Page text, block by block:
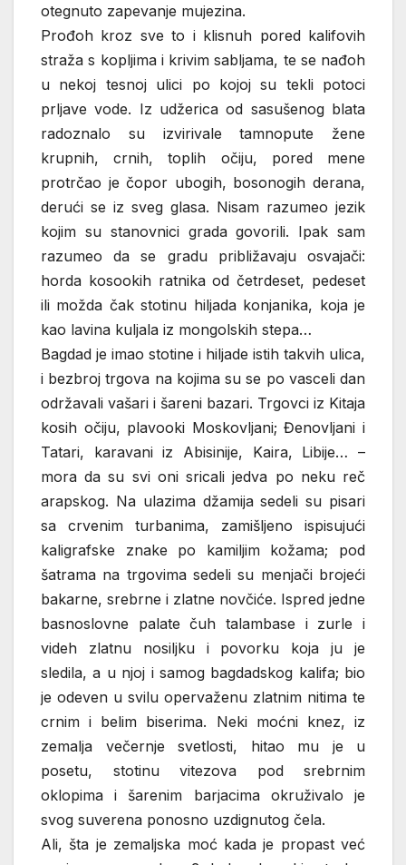
otegnuto zapevanje mujezina.
Prođoh kroz sve to i klisnuh pored kalifovih
straža s kopljima i krivim sabljama, te se nađoh
u nekoj tesnoj ulici po kojoj su tekli potoci
prljave vode. Iz udžerica od sasušenog blata
radoznalo su izvirivale tamnopute žene
krupnih, crnih, toplih očiju, pored mene
protrčao je čopor ubogih, bosonogih derana,
derući se iz sveg glasa. Nisam razumeo jezik
kojim su stanovnici grada govorili. Ipak sam
razumeo da se gradu približavaju osvajači:
horda kosookih ratnika od četrdeset, pedeset
ili možda čak stotinu hiljada konjanika, koja je
kao lavina kuljala iz mongolskih stepa…
Bagdad je imao stotine i hiljade istih takvih ulica,
i bezbroj trgova na kojima su se po vasceli dan
održavali vašari i šareni bazari. Trgovci iz Kitaja
kosih očiju, plavooki Moskovljani; Đenovljani i
Tatari, karavani iz Abisinije, Kaira, Libije… –
mora da su svi oni sricali jedva po neku reč
arapskog. Na ulazima džamija sedeli su pisari
sa crvenim turbanima, zamišljeno ispisujući
kaligrafske znake po kamiljim kožama; pod
šatrama na trgovima sedeli su menjači brojeći
bakarne, srebrne i zlatne novčiće. Ispred jedne
basnoslovne palate čuh talambase i zurle i
videh zlatnu nosiljku i povorku koja ju je
sledila, a u njoj i samog bagdadskog kalifa; bio
je odeven u svilu opervaženu zlatnim nitima te
crnim i belim biserima. Neki moćni knez, iz
zemalja večernje svetlosti, hitao mu je u
posetu, stotinu vitezova pod srebrnim
oklopima i šarenim barjacima okruživalo je
svog suverena ponosno uzdignutog čela.
Ali, šta je zemaljska moć kada je propast već